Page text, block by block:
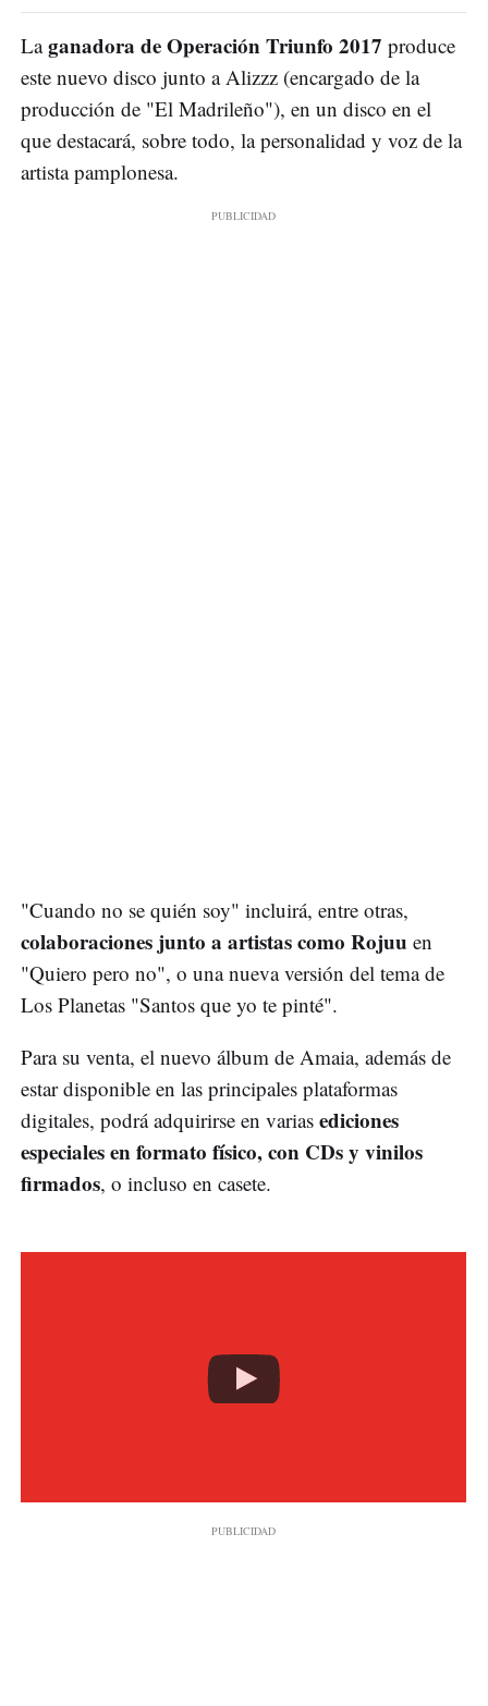
Laganadora de Operación Triunfo 2017 produce
este nuevo disco junto a Alizzz (encargado de la
producción de "El Madrileño"), en un disco en el
que destacará, sobre todo, la personalidad y voz de la
artista pamplonesa.
"Cuando no se quién soy" incluirá, entre otras,
colaboraciones junto a artistas como Rojuu en
"Quiero pero no", o una nueva versión del tema de
Los Planetas "Santos que yo te pinté".
Para su venta, el nuevo álbum de Amaia, además de
estar disponible en las principales plataformas
digitales, podrá adquirirse en varias ediciones
especiales en formato físico, con CDs y vinilos
firmados, o incluso en casete.